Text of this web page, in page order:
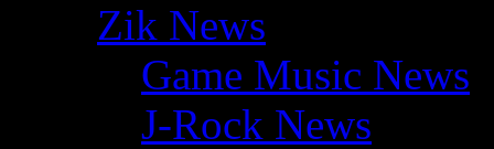
Zik News
Game Music News
J-Rock News